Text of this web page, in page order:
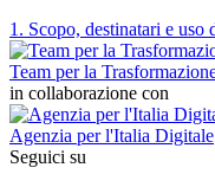
1. Scopo, destinatari e
Team per la
in collaborazione con
Agenzia per l'Italia Digitale
Seguici su